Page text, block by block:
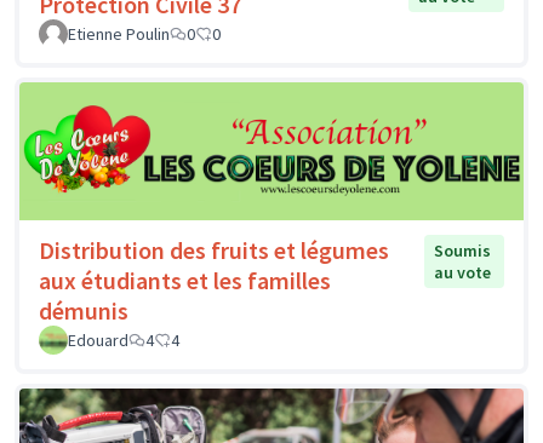
Etienne Poulin
0 0
Distribution des fruits et légumes
aux étudiants et les familles
démunis
Soumis
au vote
Edouard 4 4